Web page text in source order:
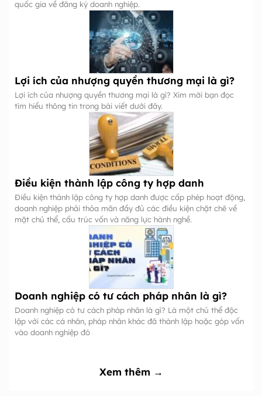
quốc gia về đăng ký doanh nghiệp.
Lợi ích của nhượng quyền thương mại là gì?
Lợi ích của nhượng quyền thương mại là gì? Xim mời bạn đọc
tìm hiểu thông tin trong bài viết dưới đây.
Điều kiện thành lập công ty hợp danh
Điều kiện thành lập công ty hợp danh được cấp phép hoạt động,
doanh nghiệp phải thỏa mãn đầy đủ các điều kiện chặt chẽ về
mặt chủ thể, cấu trúc vốn và năng lực hành nghề.
Doanh nghiệp có tư cách pháp nhân là gì?
Doanh nghiệp có tư cách pháp nhân là gì? Là một chủ thể độc
lập với các cá nhân, pháp nhân khác đã thành lập hoặc góp vốn
vào doanh nghiệp đó
Xem thêm →